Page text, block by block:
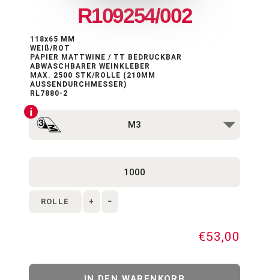
R109254/002
118x65 MM
WEIß/ROT
PAPIER MATTWINE / TT BEDRUCKBAR
ABWASCHBARER WEINKLEBER
MAX. 2500 STK/ROLLE (210MM
AUSSENDURCHMESSER)
RL7880-2
ROLLE + −
€53,00